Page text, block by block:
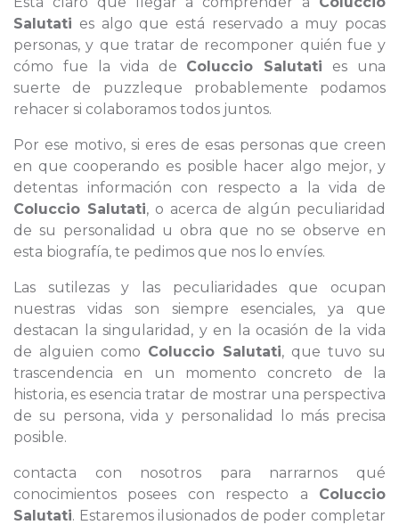
Salutati es algo que está reservado a muy pocas
personas, y que tratar de recomponer quién fue y
cómo fue la vida de Coluccio Salutati es una
suerte de puzzleque probablemente podamos
rehacer si colaboramos todos juntos.
Por ese motivo, si eres de esas personas que creen
en que cooperando es posible hacer algo mejor, y
detentas información con respecto a la vida de
Coluccio Salutati, o acerca de algún peculiaridad
de su personalidad u obra que no se observe en
esta biografía, te pedimos que nos lo envíes.
Las sutilezas y las peculiaridades que ocupan
nuestras vidas son siempre esenciales, ya que
destacan la singularidad, y en la ocasión de la vida
de alguien como Coluccio Salutati, que tuvo su
trascendencia en un momento concreto de la
historia, es esencia tratar de mostrar una perspectiva
de su persona, vida y personalidad lo más precisa
posible.
contacta con nosotros para narrarnos qué
conocimientos posees con respecto a Coluccio
Salutati. Estaremos ilusionados de poder completar